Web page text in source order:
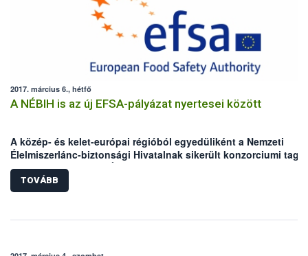
2017. március 6., hétfő
A NÉBIH is az új EFSA-pályázat nyertesei között
A közép- és kelet-európai régióból egyedüliként a Nemzeti
Élelmiszerlánc-biztonsági Hivatalnak sikerült konzorciumi
elnyernie az Európai Élelmiszerbiztonsági Hatóság (EFSA) új
tematikus támogatását. A NÉBIH egy holland-brit-német-
hivatali együttműködés keretein belül az újonnan felmerülő,
ki a következő három évben.
TOVÁBB